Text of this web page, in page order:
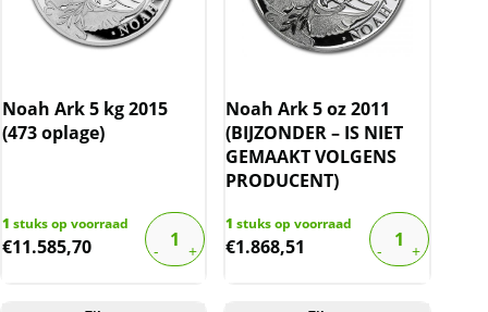
Noah Ark 5 kg 2015
(473 oplage)
1 stuks op voorraad
€11.585,70
Noah Ark 5 oz 2011
(BIJZONDER – IS NIET
GEMAAKT VOLGENS
PRODUCENT)
1 stuks op voorraad
€1.868,51